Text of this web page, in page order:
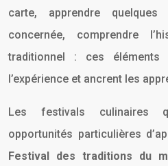
carte, apprendre
concernée, comprendre
traditionnel : ces éléments
l’expérience et ancrent les
Les festivals culinaires
opportunités particulières
Festival des traditions du